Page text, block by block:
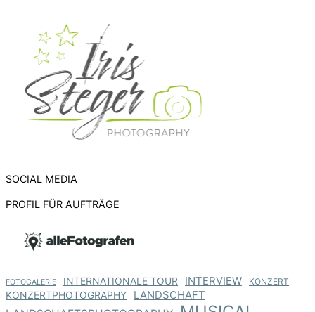
SOCIAL MEDIA
PROFIL FÜR AUFTRÄGE
FOTOGALERIE INTERNATIONALE TOUR INTERVIEW KONZERT
KONZERTPHOTOGRAPHY LANDSCHAFT